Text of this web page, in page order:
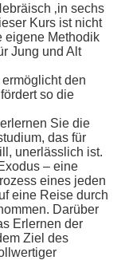
‚in sechs
Kurs ist nicht
eigene Methodik
Jung und Alt
den
so die
Sie die
das für
unerlässlich ist.
– eine
eines jeden
eine Reise durch
Darüber
Erlernen der
Ziel des